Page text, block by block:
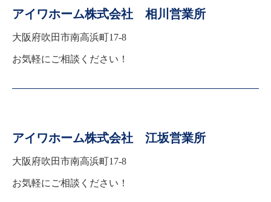
アイワホーム株式会社 相川営業所
大阪府吹田市南高浜町17-8
お気軽にご相談ください！
アイワホーム株式会社 江坂営業所
大阪府吹田市南高浜町17-8
お気軽にご相談ください！